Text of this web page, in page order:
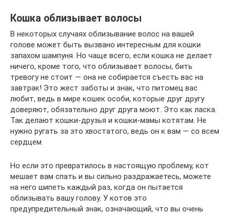
Кошка облизывает волосы
В некоторых случаях облизывание волос на вашей
голове может быть вызвано интересным для кошки
запахом шампуня. Но чаще всего, если кошка не делает
ничего, кроме того, что облизывает волосы, бить
тревогу не стоит — она не собирается съесть вас на
завтрак! Это жест заботы и знак, что питомец вас
любит, ведь в мире кошек особи, которые друг другу
доверяют, обязательно друг друга моют. Это как ласка.
Так делают кошки-друзья и кошки-мамы котятам. Не
нужно ругать за это хвостатого, ведь он к вам — со всем
сердцем.
Но если это превратилось в настоящую проблему, кот
мешает вам спать и вы сильно раздражаетесь, можете
на него шипеть каждый раз, когда он пытается
облизывать вашу голову. У котов это
предупредительный знак, означающий, что вы очень